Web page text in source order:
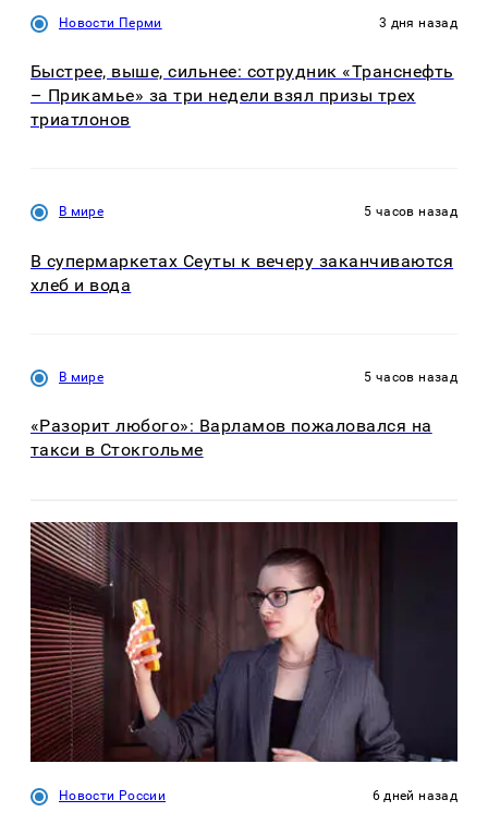
Новости Перми 3 дня назад
Быстрее, выше, сильнее: сотрудник «Транснефть
– Прикамье» за три недели взял призы трех
триатлонов
В мире 5 часов назад
В супермаркетах Сеуты к вечеру заканчиваются
хлеб и вода
В мире 5 часов назад
«Разорит любого»: Варламов пожаловался на
такси в Стокгольме
Новости России 6 дней назад